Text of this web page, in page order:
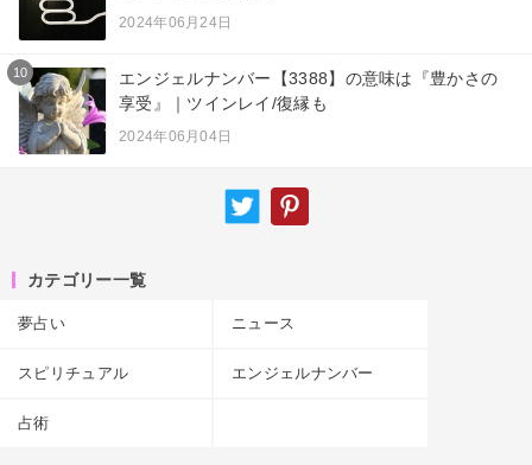
2024年06月24日
10
エンジェルナンバー【3388】の意味は『豊かさの
享受』｜ツインレイ/復縁も
2024年06月04日
カテゴリー一覧
夢占い ニュース
スピリチュアル エンジェルナンバー
占術